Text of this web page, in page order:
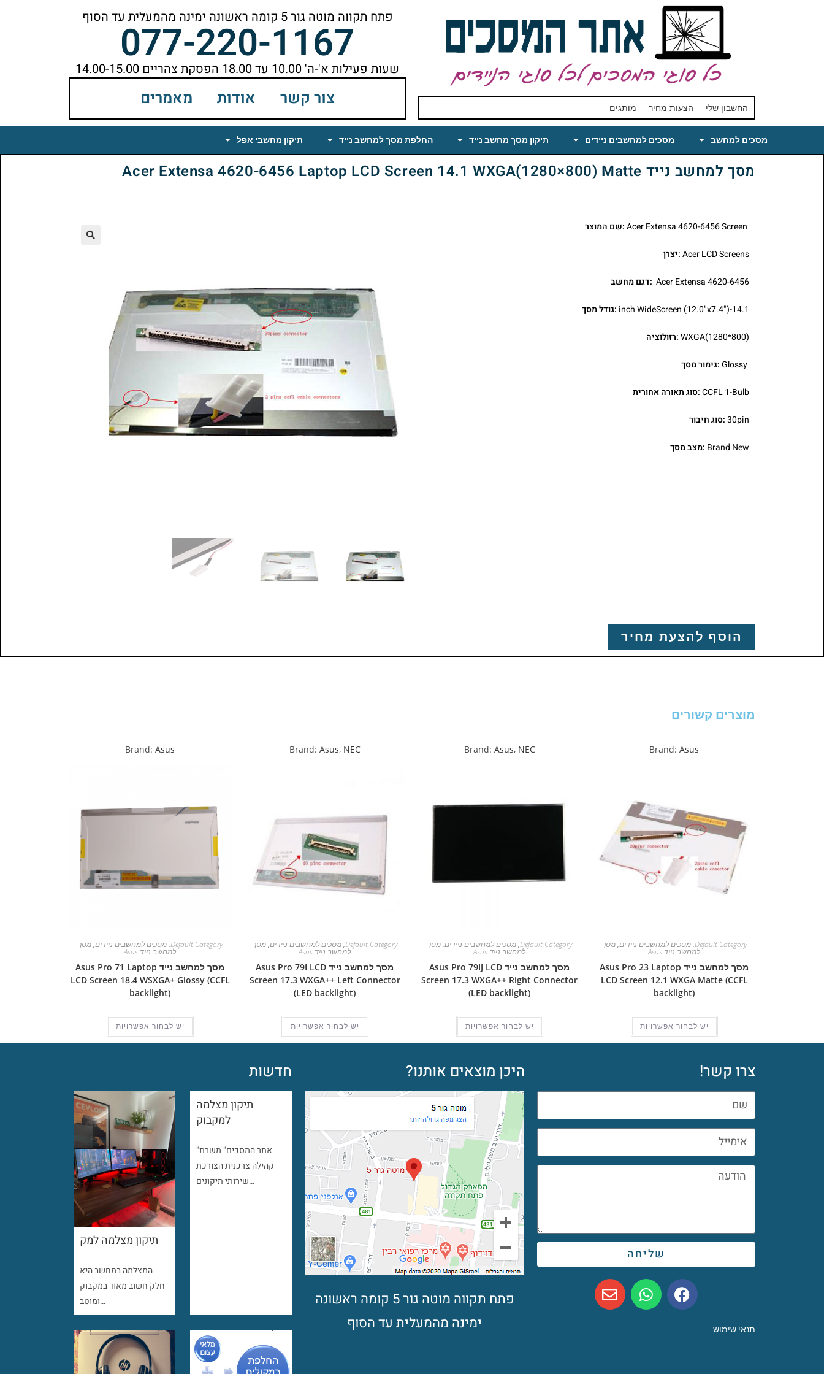
החשבון שלי הצעות מחיר מותגים
פתח תקווה מוטה גור 5 קומה ראשונה ימינה מהמעלית עד הסוף
077-220-1167שעות פעילות א'-ה' 10.00 עד 18.00 הפסקת צהריים 14.00-15.00
צור קשר אודות מאמרים
מסכים למחשב מסכים למחשבים ניידים תיקון מסך מחשב נייד החלפת מסך למחשב נייד תיקון מחשבי אפל
מסך למחשב נייד Acer Extensa 4620-6456 Laptop LCD Screen 14.1 WXGA(1280×800) Matte
:שם המוצר
Acer LCD Screens:יצרן
Acer Extensa 4620-6456 :דגם מחשב
14.1-inch WideScreen (12.0"x7.4") :גודל מסך
WXGA(1280*800):רזולוציה
Glossy:גימור מסך
CCFL 1-Bulb:סוג תאורה אחורית
30pin:סוג חיבור
Brand New :מצב מסך
הוסף להצעת מחיר
מוצרים קשורים
Brand: Asus
Default Category
,מסכים למחשבים ניידים,מסך
למחשב נייד Asus
מסך למחשב נייד Asus Pro 23 Laptop
LCD Screen 12.1 WXGA Matte (CCFL
backlight)
יש לבחור אפשרויות
Brand: Asus, NEC
Default Category
,מסכים למחשבים ניידים,מסך
למחשב נייד Asus
מסך למחשב נייד Asus Pro 79IJ LCD
Screen 17.3 WXGA++ Right Connector
(LED backlight)
יש לבחור אפשרויות
Brand: Asus, NEC
Default Category
,מסכים למחשבים ניידים,מסך
למחשב נייד Asus
מסך למחשב נייד Asus Pro 79I LCD
Screen 17.3 WXGA++ Left Connector
(LED backlight)
יש לבחור אפשרויות
Brand: Asus
Default Category
,מסכים למחשבים ניידים,מסך
למחשב נייד Asus
מסך למחשב נייד Asus Pro 71 Laptop
LCD Screen 18.4 WSXGA+ Glossy (CCFL
backlight)
יש לבחור אפשרויות
צרו קשר!
שליחה
תנאי שימוש
היכן מוצאים אותנו?
פתח תקווה מוטה גור 5 קומה ראשונה
ימינה מהמעלית עד הסוף
חדשות
תיקון מצלמה למק
המצלמה במחשב היא
חלק חשוב מאוד במקבוק
ומוטב…
תיקון מצלמה
למקבוק
"אתר המסכים" משרת
קהילה צרכנית הצורכת
שירותי תיקונים…